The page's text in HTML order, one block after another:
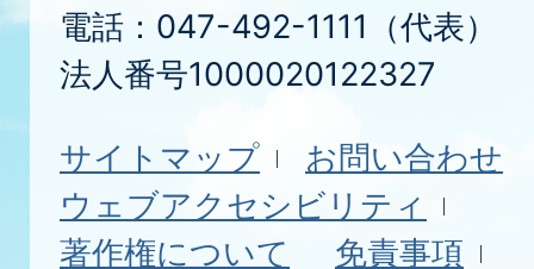
電話：047-492-1111（代表）
法人番号1000020122327
サイトマップ
お問い合わせ
ウェブアクセシビリティ
著作権について
免責事項